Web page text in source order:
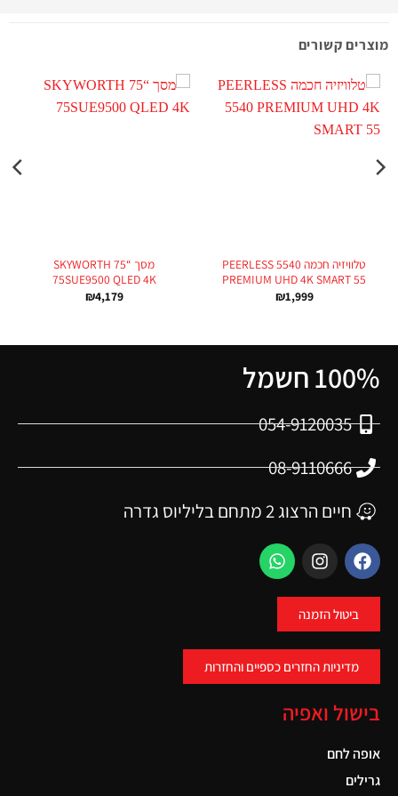
מוצרים קשורים
טלוויזיה חכמה PEERLESS 5540
PREMIUM UHD 4K SMART 55
₪1,999
מסך “75 SKYWORTH
75SUE9500 QLED 4K
₪4,179
100% חשמל
054-9120035
08-9110666
חיים הרצוג 2 מתחם בליליוס גדרה
ביטול הזמנה
מדיניות החזרים כספיים והחזרות
בישול ואפיה
אופה לחם
גרילים